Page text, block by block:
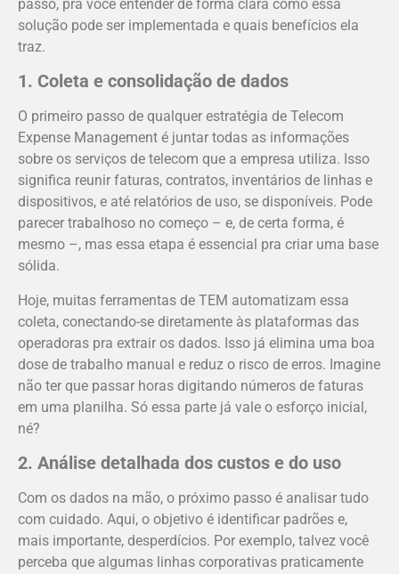
passo, pra você entender de forma clara como essa
solução pode ser implementada e quais benefícios ela
traz.
1. Coleta e consolidação de dados
O primeiro passo de qualquer estratégia de Telecom
Expense Management é juntar todas as informações
sobre os serviços de telecom que a empresa utiliza. Isso
significa reunir faturas, contratos, inventários de linhas e
dispositivos, e até relatórios de uso, se disponíveis. Pode
parecer trabalhoso no começo – e, de certa forma, é
mesmo –, mas essa etapa é essencial pra criar uma base
sólida.
Hoje, muitas ferramentas de TEM automatizam essa
coleta, conectando-se diretamente às plataformas das
operadoras pra extrair os dados. Isso já elimina uma boa
dose de trabalho manual e reduz o risco de erros. Imagine
não ter que passar horas digitando números de faturas
em uma planilha. Só essa parte já vale o esforço inicial,
né?
2. Análise detalhada dos custos e do uso
Com os dados na mão, o próximo passo é analisar tudo
com cuidado. Aqui, o objetivo é identificar padrões e,
mais importante, desperdícios. Por exemplo, talvez você
perceba que algumas linhas corporativas praticamente